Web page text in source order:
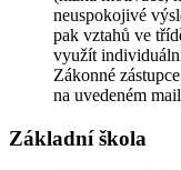
neuspokojivé
pak vztahů ve
využít
Zákonné
na uvedeném
Základní škola